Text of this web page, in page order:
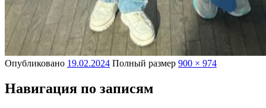
Опубликовано 19.02.2024 Полный размер 900 × 974
Навигация по записям